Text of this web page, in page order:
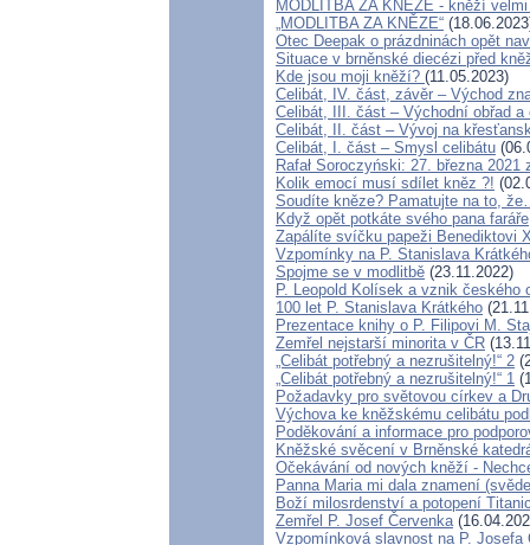
MODLITBA ZA KNĚZE - kněží
„MODLITBA ZA KNĚZE“
Otec Deepak o prázdninách opět
Situace v brněnské diecézi před
Kde jsou moji kněží? (11.05.2023)
Celibát, IV. část, závěr – Východ
Celibát, III. část – Východní obřad a
Celibát, II. část – Vývoj na
Celibát, I. část – Smysl celibátu
Rafał Soroczyński: 27. března
Kolik emocí musí sdílet kněz ?!
Soudíte kněze? Pamatujte na to,
Když opět potkáte svého pana
Zapálíte svíčku papeži Benediktovi
Vzpomínky na P. Stanislava
Spojme se v modlitbě (23.11.2022)
P. Leopold Kolísek a vznik českého
100 let P. Stanislava Krátkého
Prezentace knihy o P. Filipovi M.
Zemřel nejstarší minorita v ČR
„Celibát potřebný a nezrušitelný!“ 2
„Celibát potřebný a nezrušitelný!“ 1
Požadavky pro světovou církev a
Výchova ke kněžskému celibátu
Poděkování a informace pro
Kněžské svěcení v Brněnské
Očekávání od nových kněží -
Panna Maria mi dala znamení
Boží milosrdenství a potopení
Zemřel P. Josef Červenka
Vzpomínková slavnost na P. Josefa